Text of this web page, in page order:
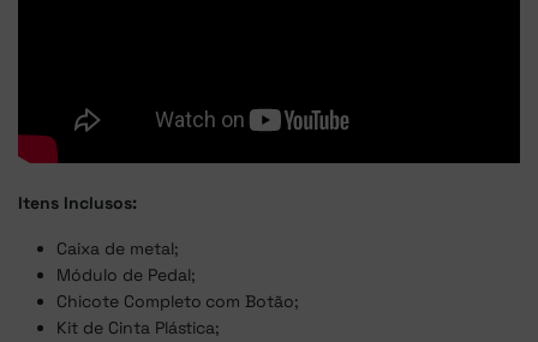
Itens Inclusos:
Caixa de metal;
Módulo de Pedal;
Chicote Completo com Botão;
Kit de Cinta Plástica;